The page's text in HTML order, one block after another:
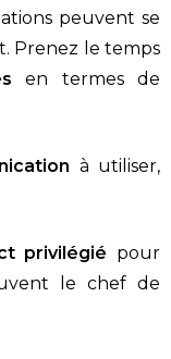
peuvent se
Prenez le temps
en termes de
à utiliser,
privilégié pour
le chef de